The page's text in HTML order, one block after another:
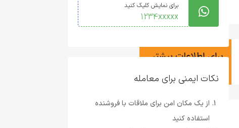
برای نمایش کلیک کنید
1234xxxxx
نکات ایمنی برای معامله
از یک مکان امن برای ملاقات با فروشنده
استفاده کنید